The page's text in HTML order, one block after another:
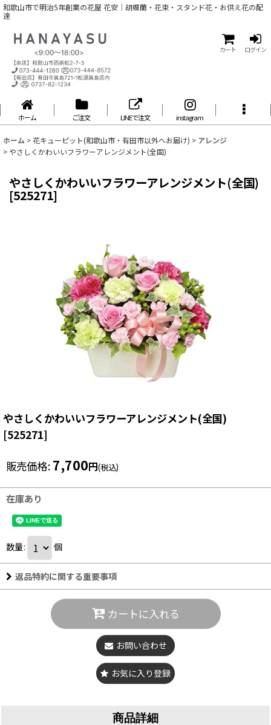
和歌山市で明治5年創業の花屋 花安｜胡蝶蘭・花束・スタンド花・お供え花の配
達
カート ログイン
ホーム ご注文 LINEで注文 instagram
ホーム >花キューピット(和歌山市・有田市以外へお届け) > アレンジ
> やさしくかわいいフラワーアレンジメント(全国)
やさしくかわいいフラワーアレンジメント(全国)
[525271]
やさしくかわいいフラワーアレンジメント(全国)
[525271]
販売価格: 7,700円(税込)
在庫あり
数量: 個
返品特約に関する重要事項
カートに入れる
お問い合わせ
お気に入り登録
商品詳細